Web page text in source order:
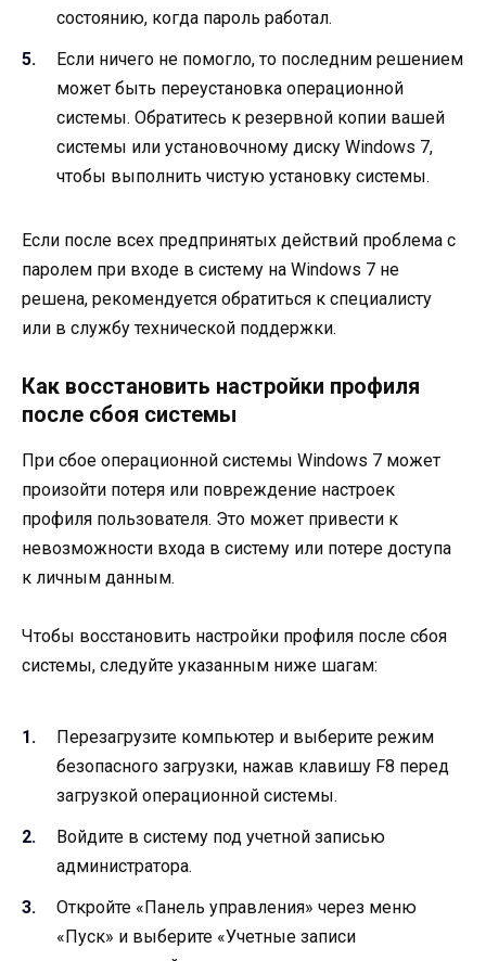
состоянию, когда пароль работал.
Если ничего не помогло, то последним решением
может быть переустановка операционной
системы. Обратитесь к резервной копии вашей
системы или установочному диску Windows 7,
чтобы выполнить чистую установку системы.
Если после всех предпринятых действий проблема с
паролем при входе в систему на Windows 7 не
решена, рекомендуется обратиться к специалисту
или в службу технической поддержки.
Как восстановить настройки профиля
после сбоя системы
При сбое операционной системы Windows 7 может
произойти потеря или повреждение настроек
профиля пользователя. Это может привести к
невозможности входа в систему или потере доступа
к личным данным.
Чтобы восстановить настройки профиля после сбоя
системы, следуйте указанным ниже шагам:
Перезагрузите компьютер и выберите режим
безопасного загрузки, нажав клавишу F8 перед
загрузкой операционной системы.
Войдите в систему под учетной записью
администратора.
Откройте «Панель управления» через меню
«Пуск» и выберите «Учетные записи